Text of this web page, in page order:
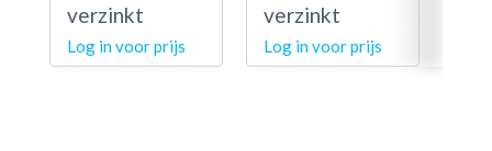
verzinkt
Log in voor prijs
verzinkt
Log in voor prijs